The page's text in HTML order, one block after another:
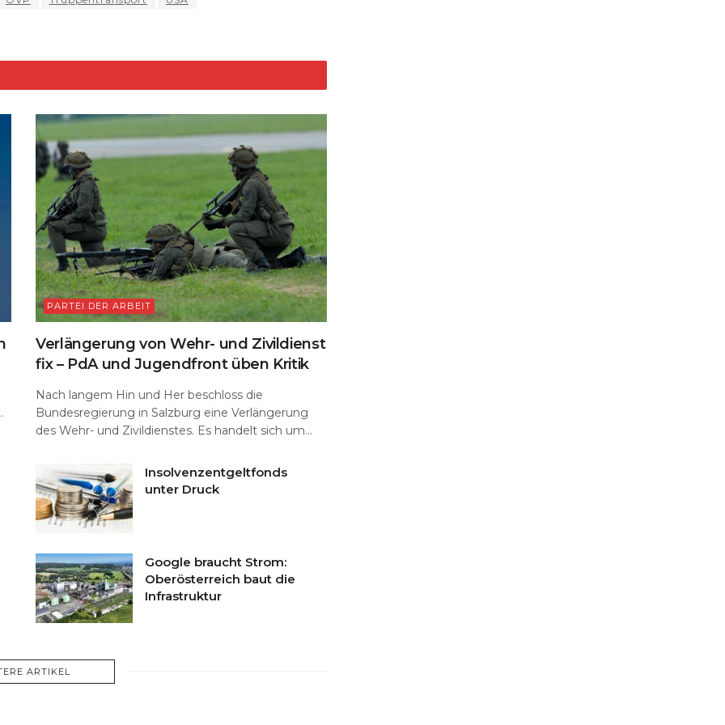
n
PARTEI DER ARBEIT
Verlängerung von Wehr- und Zivildienst
fix – PdA und Jugendfront üben Kritik
Nach langem Hin und Her beschloss die
Bundesregierung in Salzburg eine Verlängerung
des Wehr- und Zivildienstes. Es handelt sich um...
Insolvenzentgeltfonds
unter Druck
Google braucht Strom:
Oberösterreich baut die
Infrastruktur
ARTIKEL